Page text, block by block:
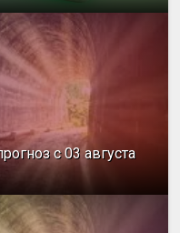
с 03 августа